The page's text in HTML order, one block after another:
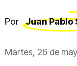
Por Juan Pablo
Martes, 26 de